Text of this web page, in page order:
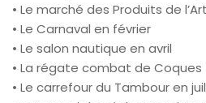
• Le marché des Produits de
• Le Carnaval en février
• Le salon nautique en avril
• La régate combat de
• Le carrefour du Tambour en